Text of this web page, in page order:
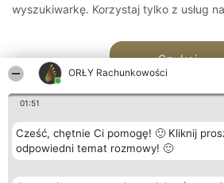
ORŁY Rachunkowości
01:51
Cześć, chętnie Ci pomogę! 🙂 Kliknij
odpowiedni temat rozmowy! 🙂
wyszukiwarkę. Korzystaj tylko z usług
Szukaj
Organizator plebiscytu Plebiscyt